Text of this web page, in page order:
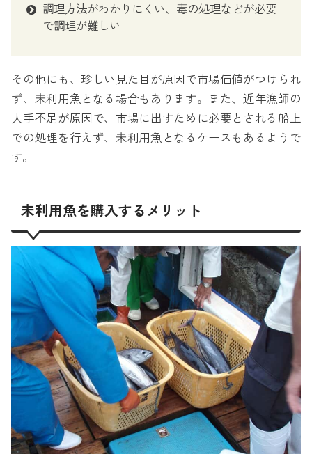
調理方法がわかりにくい、毒の処理などが必要
で調理が難しい
その他にも、珍しい見た目が原因で市場価値がつけられ
ず、未利用魚となる場合もあります。また、近年漁師の
人手不足が原因で、市場に出すために必要とされる船上
での処理を行えず、未利用魚となるケースもあるようで
す。
未利用魚を購入するメリット